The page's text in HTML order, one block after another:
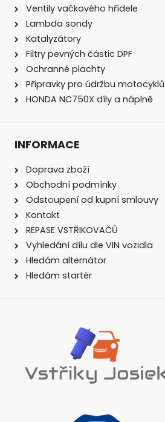
Ventily vačkového hřídele
Lambda sondy
Katalyzátory
Filtry pevných částic DPF
Ochranné plachty
Přípravky pro údržbu motocyklů
HONDA NC750X díly a náplně
INFORMACE
Doprava zboží
Obchodní podmínky
Odstoupení od kupní smlouvy
Kontakt
REPASE VSTŘIKOVAČŮ
Vyhledání dílu dle VIN vozidla
Hledám alternátor
Hledám startér